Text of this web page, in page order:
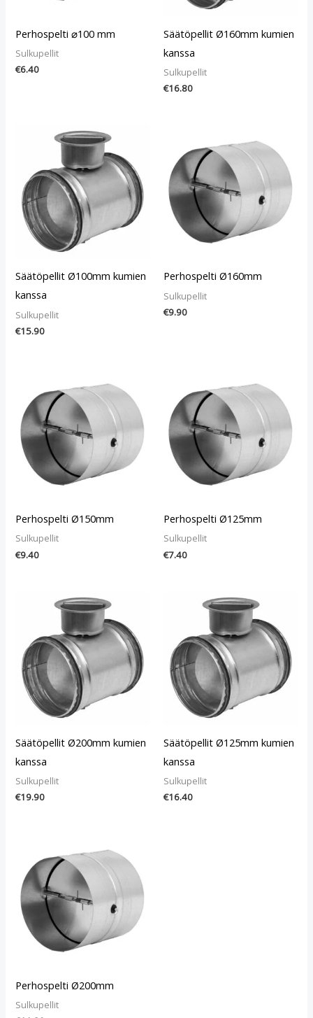
Perhospelti ⌀100 mm
Sulkupellit
€6.40
Säätöpellit Ø160mm kumien
kanssa
Sulkupellit
€16.80
Säätöpellit Ø100mm kumien
kanssa
Sulkupellit
€15.90
Perhospelti Ø160mm
Sulkupellit
€9.90
Perhospelti Ø150mm
Sulkupellit
€9.40
Perhospelti Ø125mm
Sulkupellit
€7.40
Säätöpellit Ø200mm kumien
kanssa
Sulkupellit
€19.90
Säätöpellit Ø125mm kumien
kanssa
Sulkupellit
€16.40
Perhospelti Ø200mm
Sulkupellit